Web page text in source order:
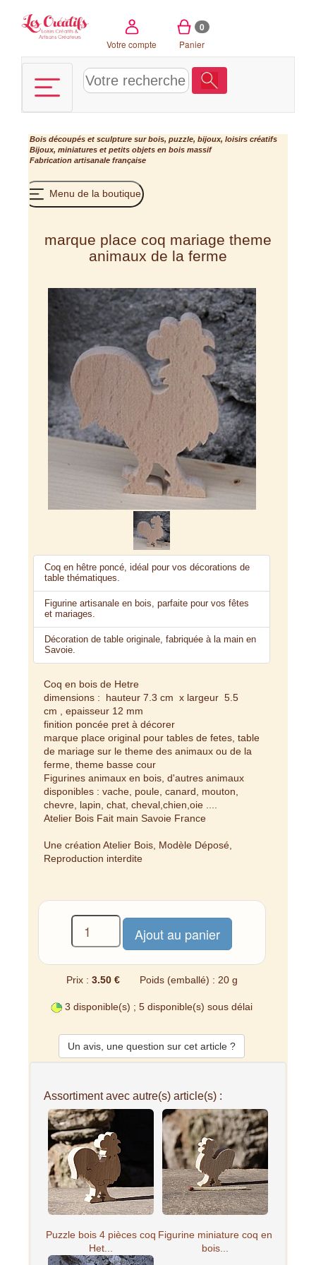
Votre compte
0
Panier
Bois découpés et sculpture sur bois, puzzle, bijoux, loisirs créatifs
Bijoux, miniatures et petits objets en bois massif
Fabrication artisanale française
Menu de la boutique
marque place coq mariage theme
animaux de la ferme
Coq en hêtre poncé, idéal pour vos décorations de
table thématiques.
Figurine artisanale en bois, parfaite pour vos fêtes
et mariages.
Décoration de table originale, fabriquée à la main en
Savoie.
Coq en bois de Hetre
dimensions : hauteur 7.3 cm x largeur 5.5
cm , epaisseur 12 mm
finition poncée pret à décorer
marque place original pour tables de fetes, table
de mariage sur le theme des animaux ou de la
ferme, theme basse cour
Figurines animaux en bois, d'autres animaux
disponibles : vache, poule, canard, mouton,
chevre, lapin, chat, cheval,chien,oie ....
Atelier Bois Fait main Savoie France
Une création Atelier Bois, Modèle Déposé,
Reproduction interdite
Prix : 3.50 € Poids (emballé) : 20 g
3 disponible(s) ; 5 disponible(s) sous délai
Un avis, une question sur cet article ?
Assortiment avec autre(s) article(s) :
Puzzle bois 4 pièces coq
Het...
Figurine miniature coq en
bois...